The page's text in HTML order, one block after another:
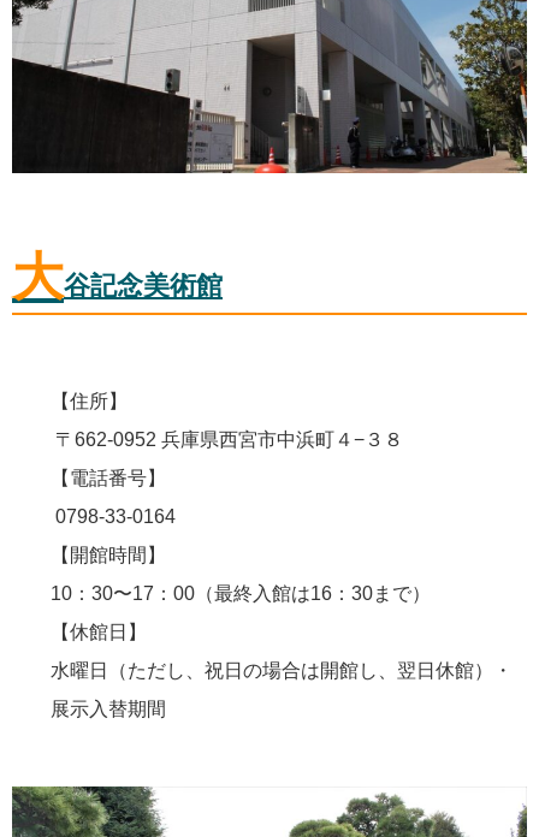
大谷記念美術館
【住所】
〒662-0952 兵庫県西宮市中浜町４−３８
【電話番号】
0798-33-0164
【開館時間】
10：30〜17：00（最終入館は16：30まで）
【休館日】
水曜日（ただし、祝日の場合は開館し、翌日休館）・
展示入替期間